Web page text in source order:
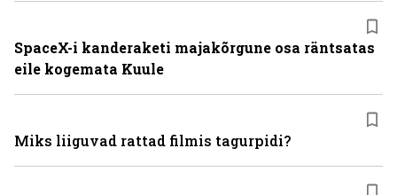
SpaceX-i kanderaketi majakõrgune osa räntsatas
eile kogemata Kuule
Miks liiguvad rattad filmis tagurpidi?